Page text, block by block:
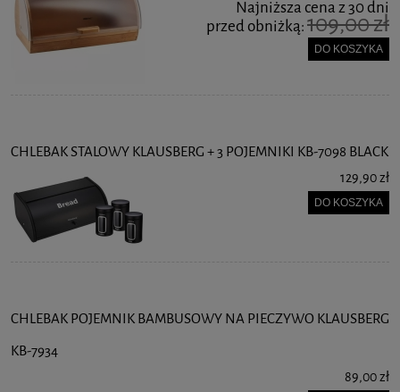
Najniższa cena z 30 dni
przed obniżką:109,00 zł
DO KOSZYKA
CHLEBAK STALOWY KLAUSBERG + 3 POJEMNIKI KB-7098 BLACK
129,90 zł
DO KOSZYKA
CHLEBAK POJEMNIK BAMBUSOWY NA PIECZYWO KLAUSBERG
KB-7934
89,00 zł